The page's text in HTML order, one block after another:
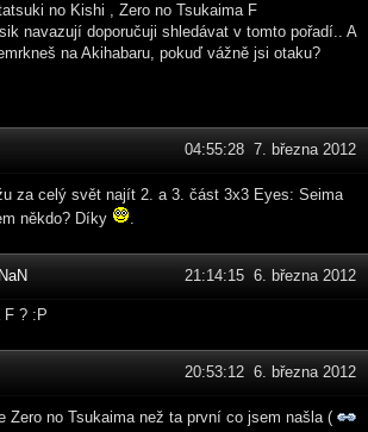
no Kishi , Zero no Tsukaima F
navazují doporučuji shledávat v tomto pořadí.. A
na Akihabaru, pokuď vážně jsi otaku?
04:55:28 7. března 2012
za celý svět najít 2. a 3. část 3x3 Eyes: Seima
někdo? Díky
.
21:14:15 6. března 2012
F ? :P
20:53:12 6. března 2012
Zero no Tsukaima než ta první co jsem našla (